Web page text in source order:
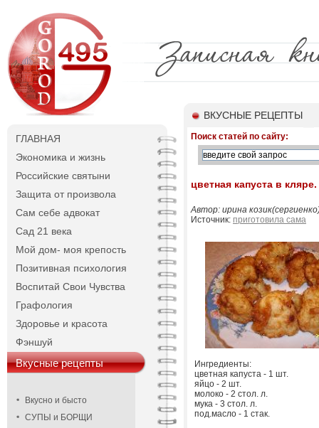
ГЛАВНАЯ
Экономика и жизнь
Российские святыни
Защита от произвола
Сам себе адвокат
Сад 21 века
Мой дом- моя крепость
Позитивная психология
Воспитай Свои Чувства
Графология
Здоровье и красота
Фэншуй
Вкусные рецепты
Вкусно и бысто
СУПЫ и БОРЩИ
ВКУСНЫЕ РЕЦЕПТЫ
Поиск статей по сайту:
цветная капуста в кляре.
Автор: ирина
Источник: приготовила сама
Ингредиенты:
цветная капуста - 1 шт.
яйцо - 2 шт.
молоко - 2 стол. л.
мука - 3 стол. л.
под.масло - 1 стак.